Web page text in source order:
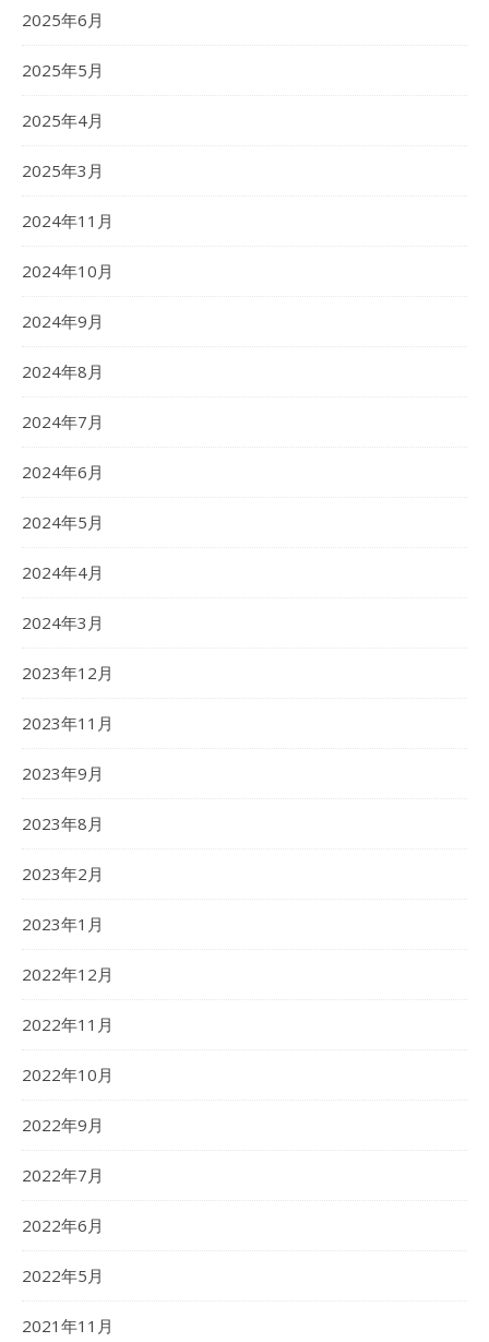
2025年6月
2025年5月
2025年4月
2025年3月
2024年11月
2024年10月
2024年9月
2024年8月
2024年7月
2024年6月
2024年5月
2024年4月
2024年3月
2023年12月
2023年11月
2023年9月
2023年8月
2023年2月
2023年1月
2022年12月
2022年11月
2022年10月
2022年9月
2022年7月
2022年6月
2022年5月
2021年11月